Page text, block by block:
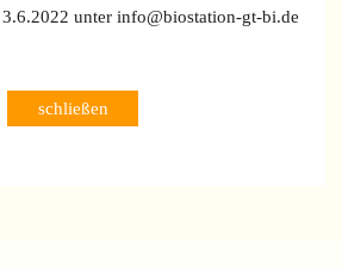
unter info@biostation-gt-bi.de
schließen